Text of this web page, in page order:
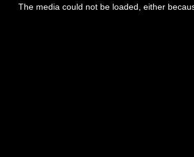
The media could not be loaded, either